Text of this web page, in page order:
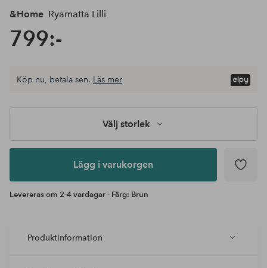
&Home Ryamatta Lilli
799:-
storlek
Lägg i
Köp nu, betala sen. Läs mer
Välj storlek
Lägg i varukorgen
Levereras om 2-4 vardagar - Färg: Brun
Produktinformation